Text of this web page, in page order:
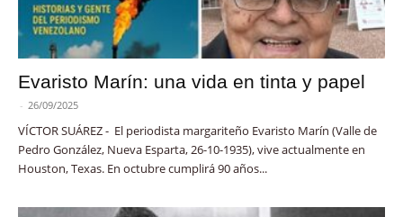
Evaristo Marín: una vida en tinta y papel
- 26/09/2025
VÍCTOR SUÁREZ - El periodista margariteño Evaristo Marín (Valle de
Pedro González, Nueva Esparta, 26-10-1935), vive actualmente en
Houston, Texas. En octubre cumplirá 90 años...